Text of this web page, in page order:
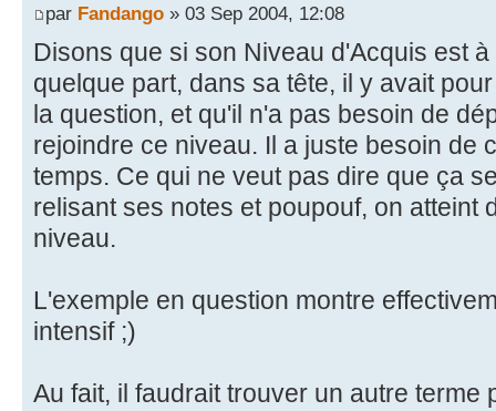
par Fandango » 03 Sep 2004, 12:08
Disons que si son Niveau d'Acquis est
quelque part, dans sa tête, il y avait
la question, et qu'il n'a pas besoin de
rejoindre ce niveau. Il a juste besoin de
temps. Ce qui ne veut pas dire que ça
relisant ses notes et poupouf, on atteint
niveau.
L'exemple en question montre
intensif ;)
Au fait, il faudrait trouver un autre terme